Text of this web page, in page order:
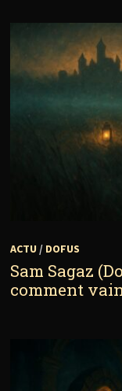
ACTU / DOFUS
Sam Sagaz
comment